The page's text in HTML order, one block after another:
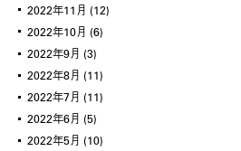
2022年11月 (12)
2022年10月 (6)
2022年9月 (3)
2022年8月 (11)
2022年7月 (11)
2022年6月 (5)
2022年5月 (10)